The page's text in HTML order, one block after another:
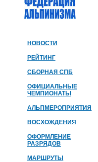
НОВОСТИ
РЕЙТИНГ
СБОРНАЯ СПБ
ОФИЦИАЛЬНЫЕ
ЧЕМПИОНАТЫ
АЛЬПМЕРОПРИЯТИЯ
ВОСХОЖДЕНИЯ
ОФОРМЛЕНИЕ
РАЗРЯДОВ
МАРШРУТЫ